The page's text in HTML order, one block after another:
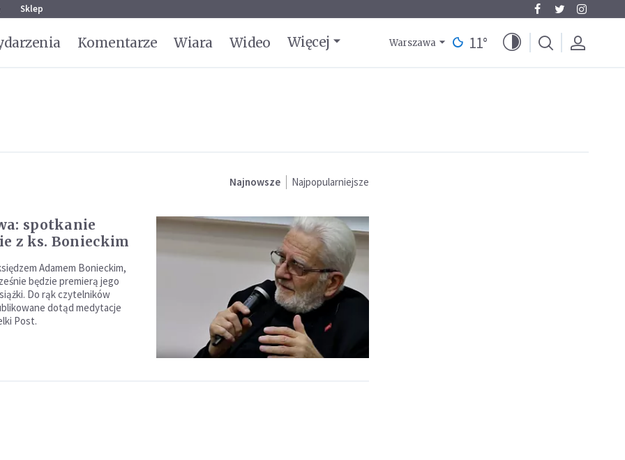
Sklep
Komentarze Wiara Wideo Więcej Warszawa 11°
Najnowsze Najpopularniejsze
spotkanie
z ks. Bonieckim
Adamem Bonieckim,
będzie premierą jego
Do rąk czytelników
dotąd medytacje
Post.